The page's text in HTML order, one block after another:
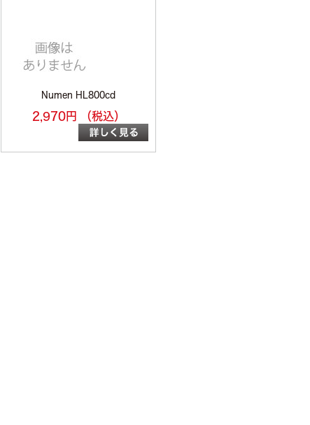
Numen HL800cd
2,970円 （税込）